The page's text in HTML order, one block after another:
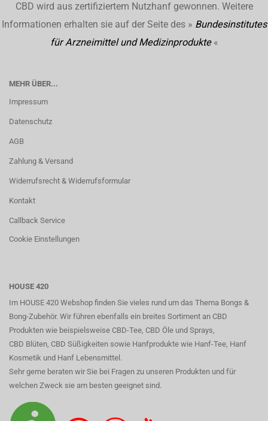
CBD wird aus zertifiziertem Nutzhanf gewonnen. Weitere
Informationen erhalten sie auf der Seite des » Bundesinstitutes
für Arzneimittel und Medizinprodukte«
MEHR ÜBER...
Impressum
Datenschutz
AGB
Zahlung & Versand
Widerrufsrecht & Widerrufsformular
Kontakt
Callback Service
Cookie Einstellungen
HOUSE 420
Im HOUSE 420 Webshop finden Sie vieles rund um das Thema Bongs &
Bong-Zubehör. Wir führen ebenfalls ein breites Sortiment an CBD
Produkten wie beispielsweise CBD-Tee, CBD Öle und Sprays,
CBD Blüten, CBD Süßigkeiten sowie Hanfprodukte wie Hanf-Tee, Hanf
Kosmetik und Hanf Lebensmittel.
Sehr gerne beraten wir Sie bei Fragen zu unseren Produkten und für
welchen Zweck sie am besten geeignet sind.